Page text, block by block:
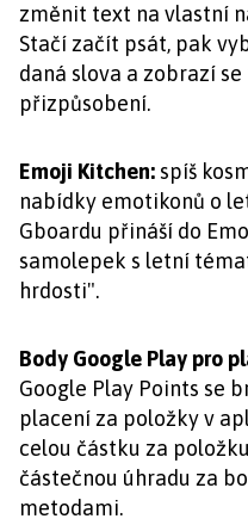
změnit text na vlastní
Stačí začít psát, pak
daná slova a zobrazí
přizpůsobení.
Emoji Kitchen:spíš
nabídky emotikonů o
Gboardu přináší do
samolepek s letní
hrdosti".
Body Google Play pro
Google Play Points se
placení za položky v
celou částku za
částečnou úhradu za
metodami.